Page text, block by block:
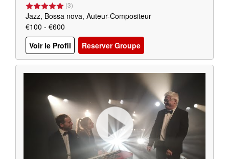
(3)
Jazz, Bossa nova, Auteur-Compositeur
€100 - €600
Voir le Profil
Reserver Groupe